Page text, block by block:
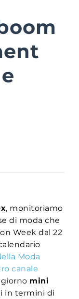
, monitoriamo
di moda che
Week dal 22
Moda
canale
mini
in termini di